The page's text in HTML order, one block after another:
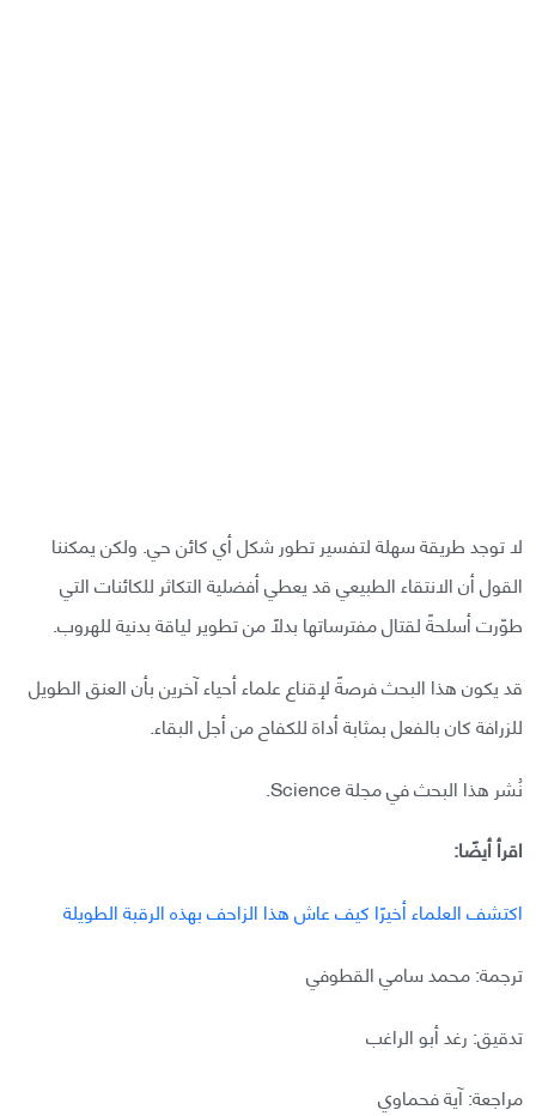
لا توجد طريقة سهلة لتفسير تطور شكل أي كائن حي. ولكن يمكننا
القول أن الانتقاء الطبيعي قد يعطي أفضلية التكاثر للكائنات التي
طوّرت أسلحةً لقتال مفترساتها بدلًا من تطوير لياقة بدنية للهروب.
قد يكون هذا البحث فرصةً لإقناع علماء أحياء آخرين بأن العنق الطويل
للزرافة كان بالفعل بمثابة أداة للكفاح من أجل البقاء.
نُشر هذا البحث في مجلة Science.
اقرأ أيضًا:
اكتشف العلماء أخيرًا كيف عاش هذا الزاحف بهذه الرقبة الطويلة
ترجمة: محمد سامي القطوفي
تدقيق: رغد أبو الراغب
مراجعة: آية فحماوي